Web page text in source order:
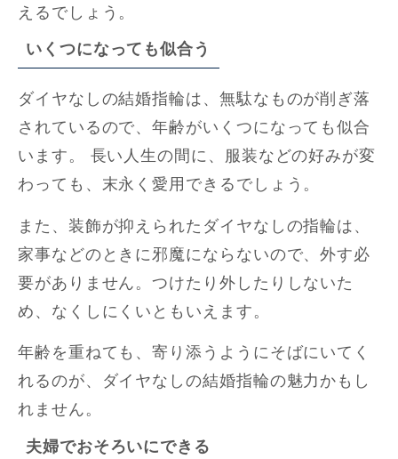
えるでしょう。
いくつになっても似合う
ダイヤなしの結婚指輪は、無駄なものが削ぎ落
されているので、年齢がいくつになっても似合
います。 長い人生の間に、服装などの好みが変
わっても、末永く愛用できるでしょう。
また、装飾が抑えられたダイヤなしの指輪は、
家事などのときに邪魔にならないので、外す必
要がありません。つけたり外したりしないた
め、なくしにくいともいえます。
年齢を重ねても、寄り添うようにそばにいてく
れるのが、ダイヤなしの結婚指輪の魅力かもし
れません。
夫婦でおそろいにできる